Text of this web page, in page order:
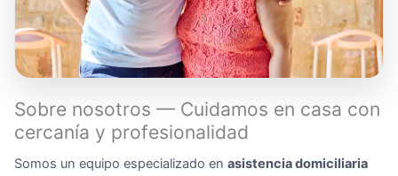
Sobre nosotros — Cuidamos en casa con
cercanía y profesionalidad
Somos un equipo especializado en asistencia domiciliaria